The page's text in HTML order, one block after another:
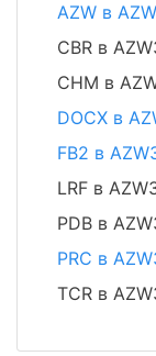
AZW в
CBR в
CHM в
DOCX в
FB2 в
LRF в
PDB в
PRC в
TCR в